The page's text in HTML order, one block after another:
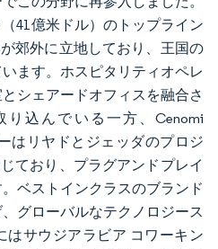
41億米ドル）のトップライン
郊外に立地しており、王国の
ます。ホスピタリティオペレ
シェアードオフィスを融合さ
込んでいる一方、Cenomi
はリヤドとジェッダのプロジ
ており、プラグアンドプレイ
ベストインクラスのブランド
グローバルなテクノロジース
はサウジアラビア コワーキン